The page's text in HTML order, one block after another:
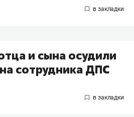
и сына осудили
сотрудника ДПС